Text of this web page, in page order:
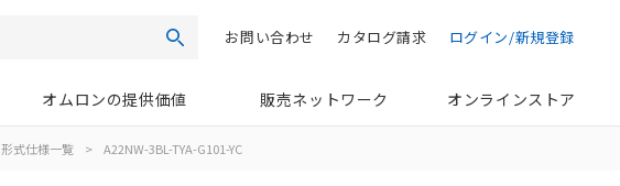
検索 ログイン/新規登録
カタログ請求
お問い合わせ
オムロンの提供価値 販売ネットワーク オンラインストア
形式仕様一覧 > A22NW-3BL-TYA-G101-YC